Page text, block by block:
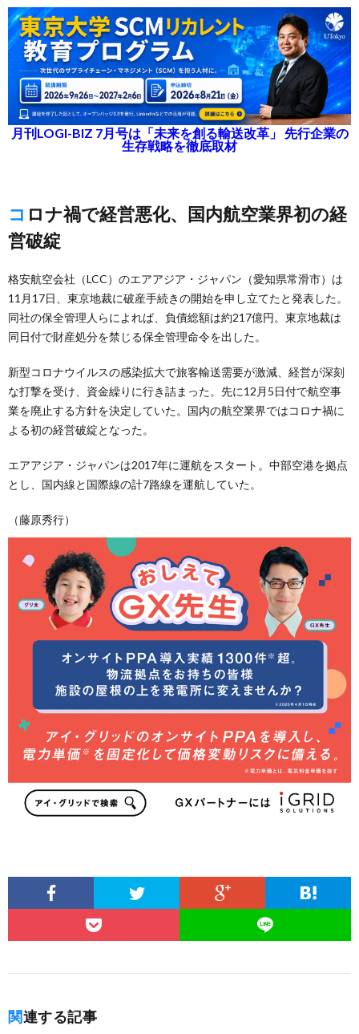
月刊LOGI-BIZ 7月号は「未来を創る輸送改革」 先行企業の
生存戦略を徹底取材
コロナ禍で経営悪化、国内航空業界初の経
営破綻
格安航空会社（LCC）のエアアジア・ジャパン（愛知県常滑市）は
11月17日、東京地裁に破産手続きの開始を申し立てたと発表した。
同社の保全管理人らによれば、負債総額は約217億円。東京地裁は
同日付で財産処分を禁じる保全管理命令を出した。
新型コロナウイルスの感染拡大で旅客輸送需要が激減、経営が深刻
な打撃を受け、資金繰りに行き詰まった。先に12月5日付で航空事
業を廃止する方針を決定していた。国内の航空業界ではコロナ禍に
よる初の経営破綻となった。
エアアジア・ジャパンは2017年に運航をスタート。中部空港を拠点
とし、国内線と国際線の計7路線を運航していた。
（藤原秀行）
関連する記事